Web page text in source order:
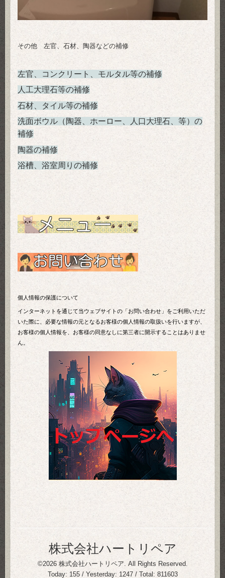
その他 左官、石材、陶器などの補修
左官、コンクリート、モルタル等の補修
人工大理石等の補修
石材、タイル等の補修
洗面ボウル（陶器、ホーロー、人口大理石、等）の
補修
陶器の補修
浴槽、浴室周りの補修
個人情報の保護について
インターネットを通じて当ウェブサイトの「お問い合わせ」をご利用いただ
いた際に、必要な情報の元となるお客様の個人情報の取扱いを行いますが、
お客様の個人情報を、お客様の同意なしに第三者に開示することはありませ
ん。
株式会社ハートリペア
©2026 株式会社ハートリペア . All Rights Reserved.
Today: 155/ Yesterday: 1247/ Total: 811603